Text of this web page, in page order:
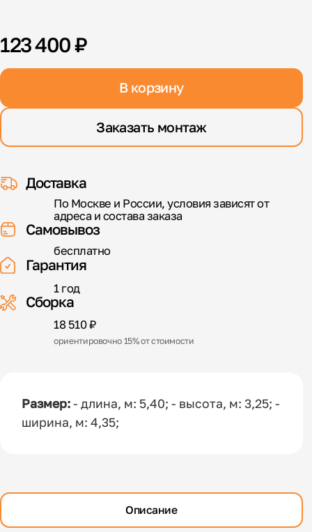
123 400 ₽
В корзину
Заказать монтаж
Доставка
По Москве и России, условия зависят от
адреса и состава заказа
Самовывоз
бесплатно
Гарантия
1 год
Сборка
18 510 ₽
ориентировочно 15% от стоимости
Размер:- длина, м: 5,40; - высота, м: 3,25; -
ширина, м: 4,35;
Описание